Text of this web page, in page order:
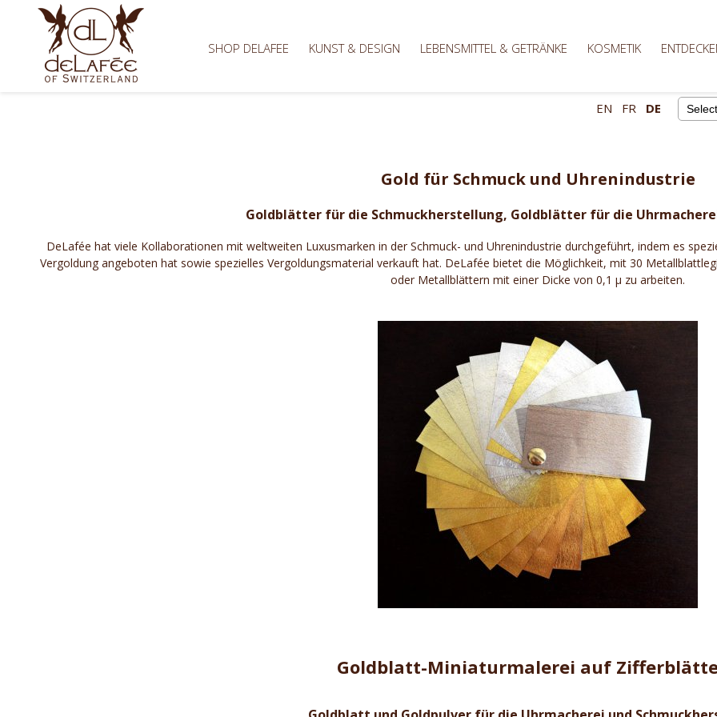
SHOP DELAFEE KUNST & DESIGN LEBENSMITTEL & GETRÄNKE KOSMETIK
EN FR DE
Gold für Schmuck und Uhrenindustrie
Goldblätter für die Schmuckherstellung, Goldblätter für die
DeLafée hat viele Kollaborationen mit weltweiten Luxusmarken in der Schmuck- und Uhrenindustrie durchgeführt, indem es
Vergoldung angeboten hat sowie spezielles Vergoldungsmaterial verkauft hat. DeLafée bietet die Möglichkeit, mit 30
oder Metallblättern mit einer Dicke von 0,1 μ zu arbeiten.
Goldblatt-Miniaturmalerei auf